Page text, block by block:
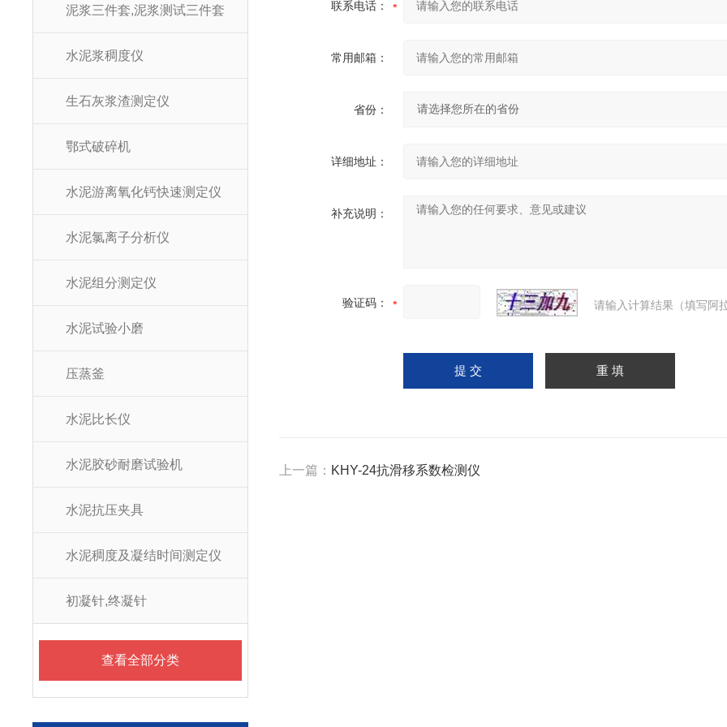
泥浆三件套,泥浆测试三件套
水泥浆稠度仪
生石灰浆渣测定仪
鄂式破碎机
水泥游离氧化钙快速测定仪
水泥氯离子分析仪
水泥组分测定仪
水泥试验小磨
压蒸釜
水泥比长仪
水泥胶砂耐磨试验机
水泥抗压夹具
水泥稠度及凝结时间测定仪
初凝针,终凝针
查看全部分类
联系电话：
常用邮箱：
省份：
详细地址：
补充说明：
验证码： 请输入计算结果（填写阿
上一篇： KHY-24抗滑移系数检测仪